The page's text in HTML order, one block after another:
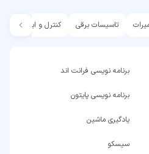
تاسیسات برقی کنترل و ابزار دقیق
برنامه نویسی فرانت اند
برنامه نویسی پایتون
یادگیری ماشین
سیسکو